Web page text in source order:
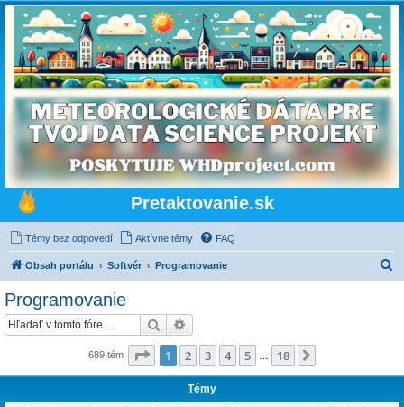
Pretaktovanie.sk
Témy bez odpovedí Aktívne témy FAQ
Obsah portálu Softvér Programovanie
Programovanie
Hľadať
689 tém Strana z18
1 2 3 4 5 18
Témy